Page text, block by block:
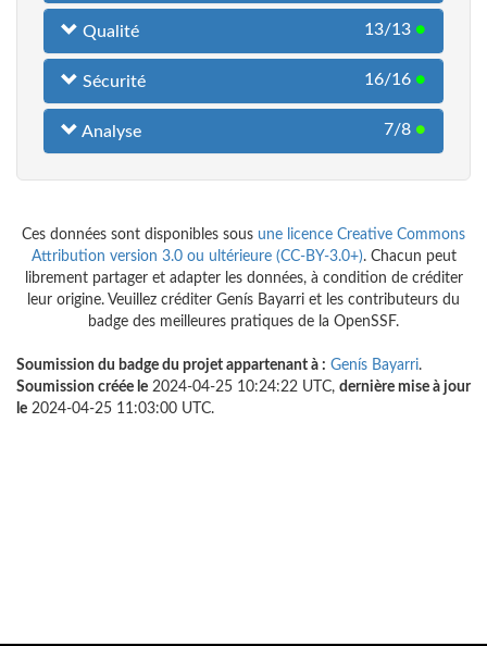
Qualité 13/13 ●
Sécurité 16/16 ●
Analyse 7/8 ●
Ces données sont disponibles sous une licence Creative Commons
Attribution version 3.0 ou ultérieure (CC-BY-3.0+). Chacun peut
librement partager et adapter les données, à condition de créditer
leur origine. Veuillez créditer Genís Bayarri et les contributeurs du
badge des meilleures pratiques de la OpenSSF.
Soumission du badge du projet appartenant à : Genís Bayarri.
Soumission créée le 2024-04-25 10:24:22 UTC, dernière mise à jour
le 2024-04-25 11:03:00 UTC.